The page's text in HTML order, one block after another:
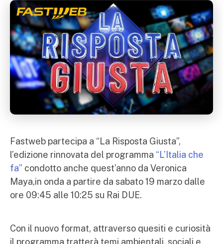
Fastweb partecipa a “La Risposta Giusta”,
l’edizione rinnovata del programma “L’Italia che
fa” condotto anche quest’anno da Veronica
Maya,in onda a partire da sabato 19 marzo dalle
ore 09:45 alle 10:25 su Rai DUE.
Con il nuovo format, attraverso quesiti e curiosità
il programma tratterà temi ambientali, sociali e